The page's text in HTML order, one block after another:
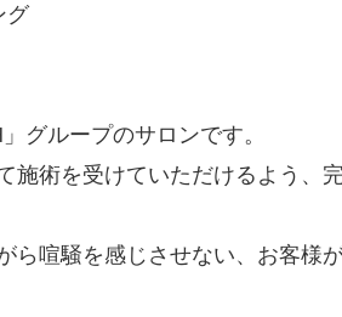
グ
グループのサロンです。
施術を受けていただけるよう、
ら喧騒を感じさせない、お客様